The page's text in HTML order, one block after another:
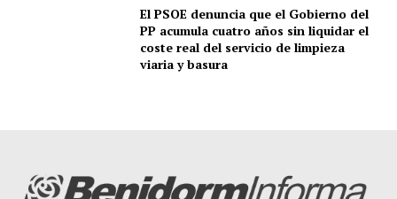
El PSOE denuncia que el Gobierno del
PP acumula cuatro años sin liquidar el
coste real del servicio de limpieza
viaria y basura